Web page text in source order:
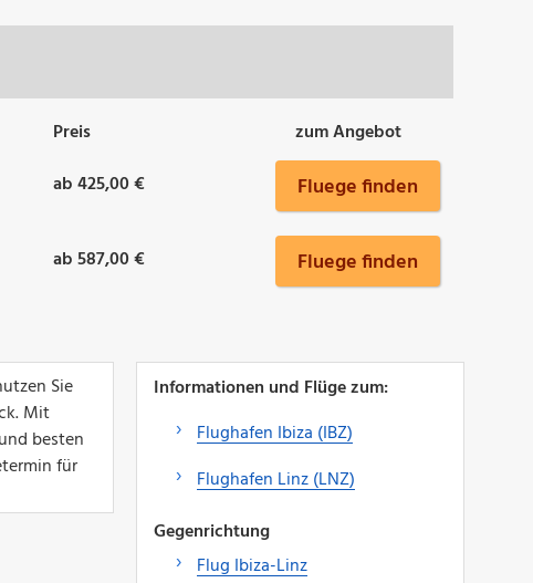
Preis
zum Angebot
ab 425,00 € Fluege finden
ab 587,00 € Fluege finden
Sie
Mit
besten
für
Informationen und Flüge zum:
Flughafen Ibiza (IBZ)
Flughafen Linz (LNZ)
Gegenrichtung
Flug Ibiza-Linz